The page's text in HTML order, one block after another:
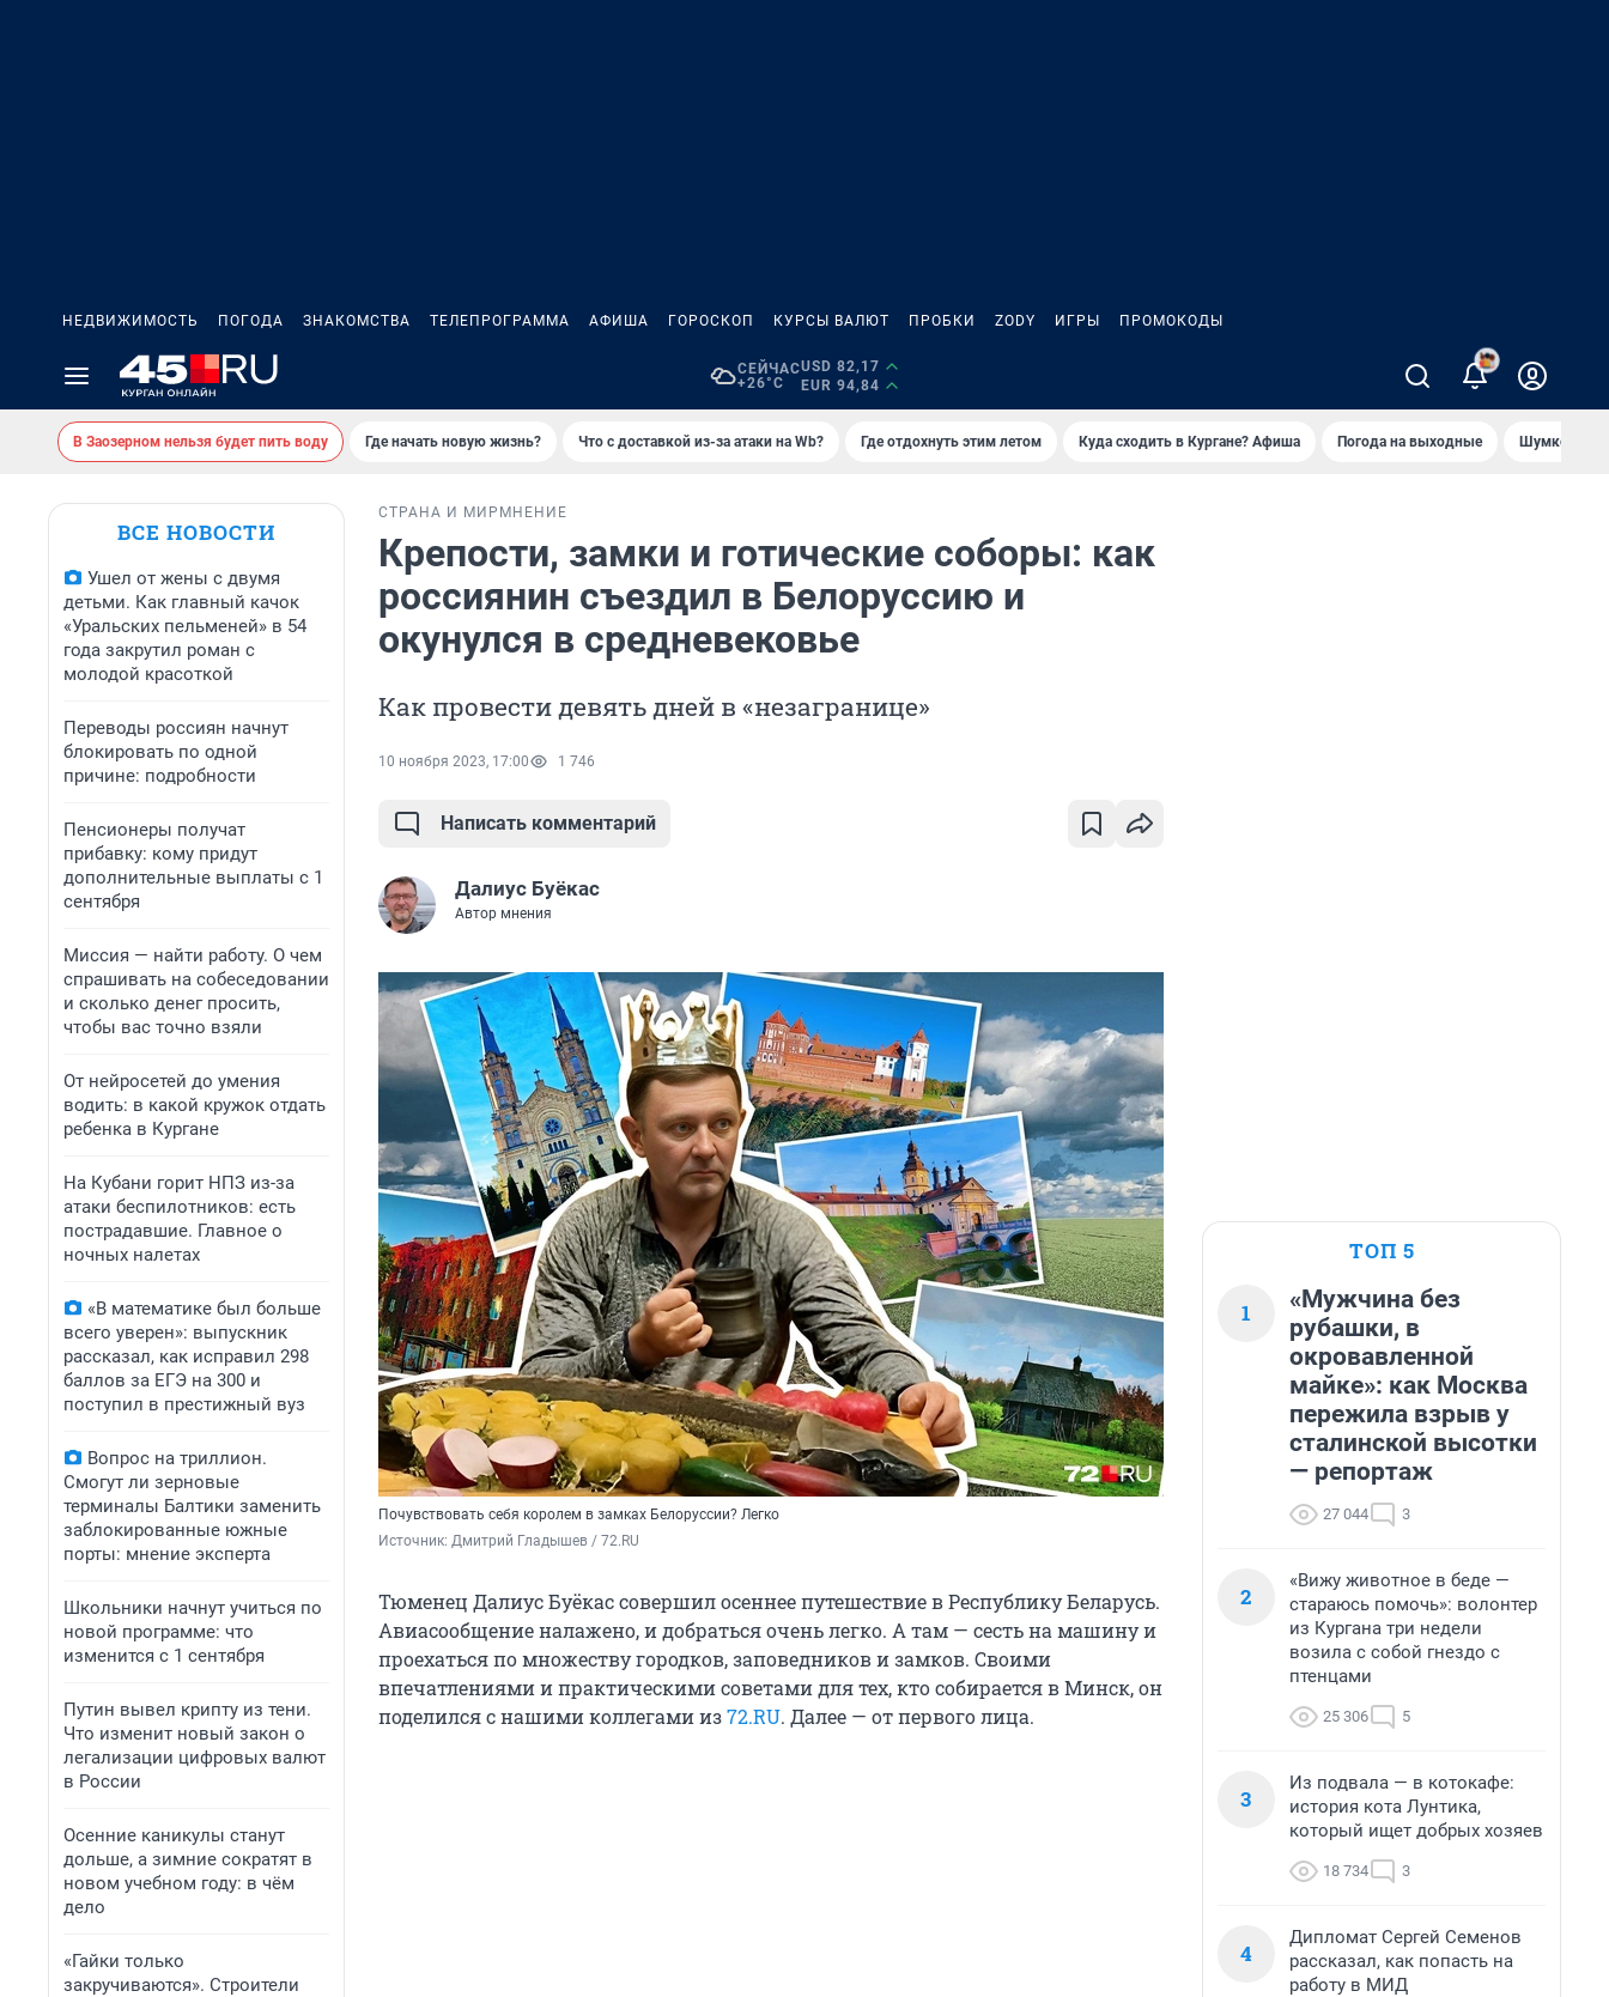
НЕДВИЖИМОСТЬ ПОГОДА ЗНАКОМСТВА ТЕЛЕПРОГРАММА АФИША ГОРОСКОП КУРСЫ ВАЛЮТ ПРОБКИ ZODY ИГРЫ ПРОМОКОДЫ
СЕЙЧАС
+26°C
USD 82,17
EUR 94,84
2
В Заозерном нельзя будет пить воду Где начать новую жизнь? Что с доставкой из-за атаки на Wb? Где отдохнуть этим летом Куда сходить в Кургане? Афиша Погода на выходные Шумков в
ВСЕ НОВОСТИ
Ушел от жены с двумя
детьми. Как главный качок
«Уральских пельменей» в 54
года закрутил роман с
молодой красоткой
Переводы россиян начнут
блокировать по одной
причине: подробности
Пенсионеры получат
прибавку: кому придут
дополнительные выплаты с 1
сентября
Миссия — найти работу. О чем
спрашивать на собеседовании
и сколько денег просить,
чтобы вас точно взяли
От нейросетей до умения
водить: в какой кружок отдать
ребенка в Кургане
На Кубани горит НПЗ из-за
атаки беспилотников: есть
пострадавшие. Главное о
ночных налетах
«В математике был больше
всего уверен»: выпускник
рассказал, как исправил 298
баллов за ЕГЭ на 300 и
поступил в престижный вуз
Вопрос на триллион.
Смогут ли зерновые
терминалы Балтики заменить
заблокированные южные
порты: мнение эксперта
Школьники начнут учиться по
новой программе: что
изменится с 1 сентября
Путин вывел крипту из тени.
Что изменит новый закон о
легализации цифровых валют
в России
Осенние каникулы станут
дольше, а зимние сократят в
новом учебном году: в чём
дело
«Гайки только
закручиваются». Строители
СТРАНА И МИР МНЕНИЕ
Крепости, замки и готические соборы: как
россиянин съездил в Белоруссию и
окунулся в средневековье
Как провести девять дней в «незагранице»
10 ноября 2023, 17:00 1 746
Написать комментарий
Далиус Буёкас
Автор мнения
Почувствовать себя королем в замках Белоруссии? Легко
Источник: Дмитрий Гладышев / 72.RU
Тюменец Далиус Буёкас совершил осеннее путешествие в Республику Беларусь.
Авиасообщение налажено, и добраться очень легко. А там — сесть на машину и
проехаться по множеству городков, заповедников и замков. Своими
впечатлениями и практическими советами для тех, кто собирается в Минск, он
поделился с нашими коллегами из72.RU. Далее — от первого лица.
ТОП 5
1
«Мужчина без
рубашки, в
окровавленной
майке»: как Москва
пережила взрыв у
сталинской высотки
— репортаж
27 044 3
2
«Вижу животное в беде —
стараюсь помочь»: волонтер
из Кургана три недели
возила с собой гнездо с
птенцами
25 306 5
3
Из подвала — в котокафе:
история кота Лунтика,
который ищет добрых хозяев
18 734 3
4
Дипломат Сергей Семенов
рассказал, как попасть на
работу в МИД